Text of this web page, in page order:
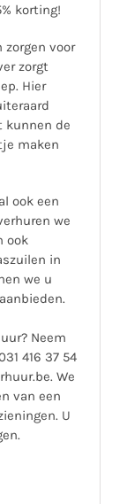
korting!
zorgen voor
zorgt
Hier
kunnen de
maken
ook een
we
ook
in
we u
Neem
416 37 54
We
van een
U